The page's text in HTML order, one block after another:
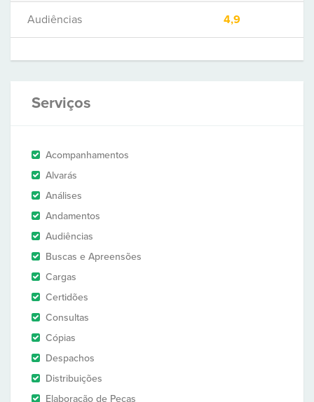
Audiências 4,9
Serviços
Acompanhamentos
Alvarás
Análises
Andamentos
Audiências
Buscas e Apreensões
Cargas
Certidões
Consultas
Cópias
Despachos
Distribuições
Elaboração de Peças